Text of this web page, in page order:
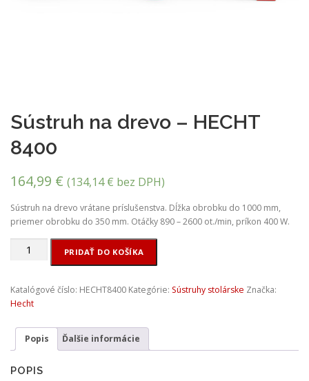
Sústruh na drevo – HECHT
8400
164,99 € (134,14€ bez DPH)
Sústruh na drevo vrátane príslušenstva. Dĺžka obrobku do 1000 mm,
priemer obrobku do 350 mm. Otáčky 890 – 2600 ot./min, príkon 400 W.
množstvo
drevo
-
8400
PRIDAŤ DO KOŠÍKA
Katalógové číslo: HECHT8400 Kategórie: Sústruhy stolárske Značka:
Hecht
Popis Ďalšie informácie
POPIS